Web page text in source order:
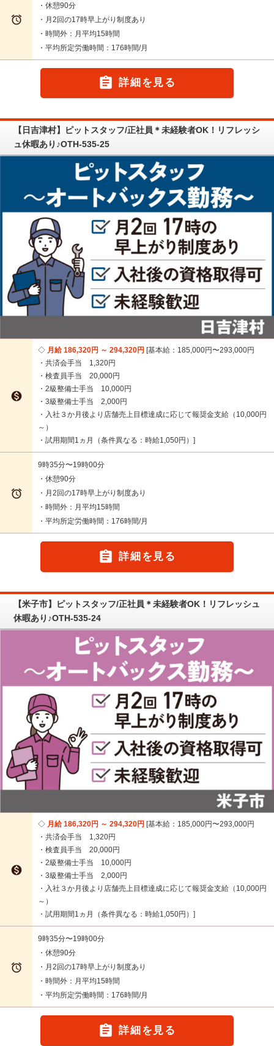

・休憩90分
・月2回の17時早上がり制度あり
・時間外：月平均15時間
・平均所定労働時間：176時間/月
 詳細を見る
【日吉津村】ピットスタッフ/正社員＊未経験者OK！リフレッシ
ュ休暇あり♪OTH-535-25

月給 186,320円 ～ 294,320円 基本給：185,000円〜293,000円
・共済会手当 1,320円
・検査員手当 20,000円
・2級整備士手当 10,000円
・3級整備士手当 2,000円
・入社３か月後より店舗売上目標達成に応じて報奨金支給（10,000円
～）
・試用期間1ヵ月（条件異なる：時給1,050円）

9時35分〜19時00分
・休憩90分
・月2回の17時早上がり制度あり
・時間外：月平均15時間
・平均所定労働時間：176時間/月
 詳細を見る
【米子市】ピットスタッフ/正社員＊未経験者OK！リフレッシュ
休暇あり♪OTH-535-24

月給 186,320円 ～ 294,320円 基本給：185,000円〜293,000円
・共済会手当 1,320円
・検査員手当 20,000円
・2級整備士手当 10,000円
・3級整備士手当 2,000円
・入社３か月後より店舗売上目標達成に応じて報奨金支給（10,000円
～）
・試用期間1ヵ月（条件異なる：時給1,050円）

9時35分〜19時00分
・休憩90分
・月2回の17時早上がり制度あり
・時間外：月平均15時間
・平均所定労働時間：176時間/月
 詳細を見る